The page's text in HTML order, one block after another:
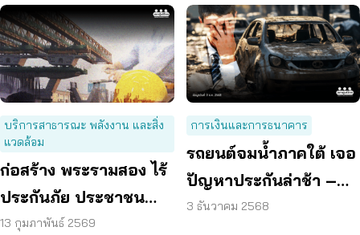
เฮ!
บริการสาธารณะ พลังงาน และสิ่ง
แวดล้อม
ก่อสร้าง พระรามสอง ไร้
ประกันภัย ประชาชน
เสี่ยงซ้ำ?
13 กุมภาพันธ์ 2569
การเงินและการธนาคาร
รถยนต์จมน้ำภาคใต้ เจอ
ปัญหาประกันล่าช้า –
ปฏิเสธเคลม ร้องเรียนได้
3 ธันวาคม 2568